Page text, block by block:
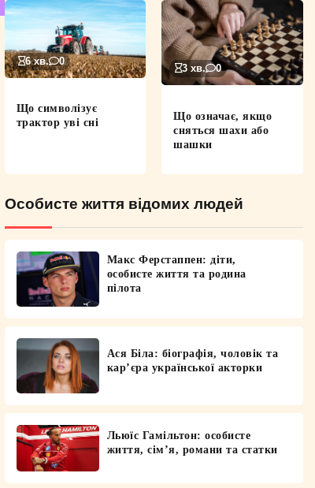
6 хв. 0
Що символізує
трактор уві сні
3 хв. 0
Що означає, якщо
сняться шахи або
шашки
Особисте життя відомих людей
Макс Ферстаппен: діти,
особисте життя та родина
пілота
Ася Біла: біографія, чоловік та
кар’єра української акторки
Льюїс Гамільтон: особисте
життя, сім’я, романи та статки